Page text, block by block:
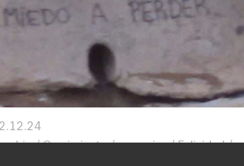
Crecimiento creencias
Felicidad